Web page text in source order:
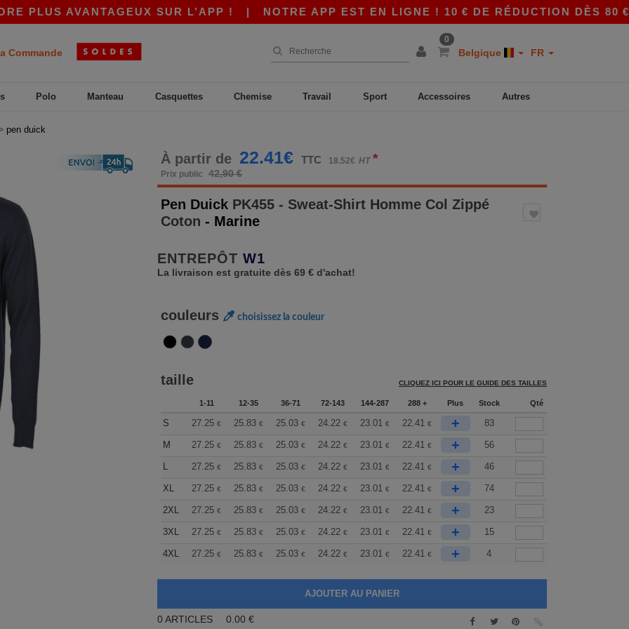
AVANTAGEUX SUR L’APP !| NOTRE APP EST EN LIGNE ! 10 € DE RÉDUCTION DÈS 80 €
Commande
0
Belgique FR
Polo Manteau Casquettes Chemise Travail Sport Accessoires Autres
pen duick
À partir de 22.41€ TTC 18.52€ HT *
Prix public 42,90 €
Pen Duick PK455 - Sweat-Shirt Homme Col Zippé
Coton - Marine
ENTREPÔT W1
La livraison est gratuite dès 69 € d'achat!
couleurs choisissez la couleur
taille CLIQUEZ ICI POUR LE GUIDE DES TAILLES
1-11 12-35 36-71 72-143 144-287 288 + Plus Stock Qté
S 27.25 € 25.83 € 25.03 € 24.22 € 23.01 € 22.41 € + 83
M 27.25 € 25.83 € 25.03 € 24.22 € 23.01 € 22.41 € + 56
L 27.25 € 25.83 € 25.03 € 24.22 € 23.01 € 22.41 € + 46
XL 27.25 € 25.83 € 25.03 € 24.22 € 23.01 € 22.41 € + 74
2XL 27.25 € 25.83 € 25.03 € 24.22 € 23.01 € 22.41 € + 23
3XL 27.25 € 25.83 € 25.03 € 24.22 € 23.01 € 22.41 € + 15
4XL 27.25 € 25.83 € 25.03 € 24.22 € 23.01 € 22.41 € + 4
0 ARTICLES 0.00 €